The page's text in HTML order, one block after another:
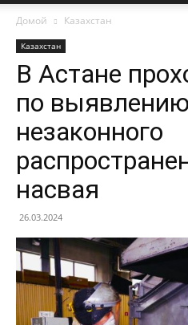
Домой Казахстан
Казахстан
В Астане
по выявлению
незаконного
насвая
26.03.2024